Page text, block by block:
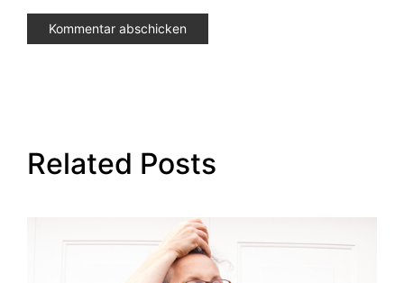
Related Posts